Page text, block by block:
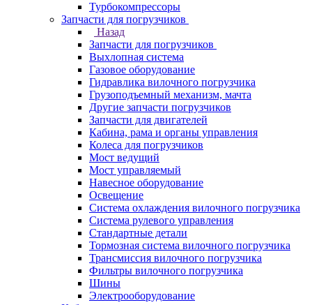
Турбокомпрессоры
Запчасти для погрузчиков
Назад
Запчасти для погрузчиков
Выхлопная система
Газовое оборудование
Гидравлика вилочного погрузчика
Грузоподъемный механизм, мачта
Другие запчасти погрузчиков
Запчасти для двигателей
Кабина, рама и органы управления
Колеса для погрузчиков
Мост ведущий
Мост управляемый
Навесное оборудование
Освещение
Система охлаждения вилочного погрузчика
Система рулевого управления
Стандартные детали
Тормозная система вилочного погрузчика
Трансмиссия вилочного погрузчика
Фильтры вилочного погрузчика
Шины
Электрооборудование